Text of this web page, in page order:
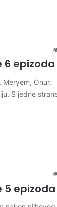
6 epizoda
Onur,
S jedne
5 epizoda